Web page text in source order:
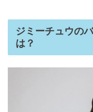
ジミーチュウの
は？